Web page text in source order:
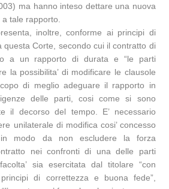
ma hanno inteso dettare una nuova
tale rapporto.
inoltre, conforme ai principi di
questa Corte, secondo cui il contratto di
a un rapporto di durata e “le parti
la possibilita’ di modificare le clausole
di meglio adeguare il rapporto in
delle parti, cosi come si sono
il decorso del tempo. E’ necessario
unilaterale di modifica cosi’ concesso
modo da non escludere la forza
nei confronti di una delle parti
sia esercitata dal titolare “con
principi di correttezza e buona fede”,